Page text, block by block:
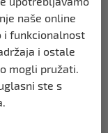
rata, Vojska
naše online
i funkcionalnost
i ostale
mogli pružati.
ste s